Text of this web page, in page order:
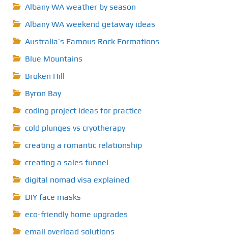
Albany WA weather by season
Albany WA weekend getaway ideas
Australia’s Famous Rock Formations
Blue Mountains
Broken Hill
Byron Bay
coding project ideas for practice
cold plunges vs cryotherapy
creating a romantic relationship
creating a sales funnel
digital nomad visa explained
DIY face masks
eco-friendly home upgrades
email overload solutions